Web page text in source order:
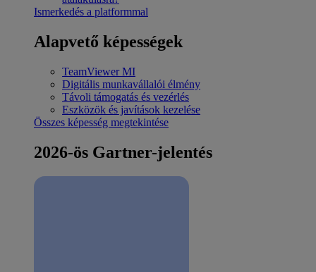
Ismerkedés a platformmal
Alapvető képességek
TeamViewer MI
Digitális munkavállalói élmény
Távoli támogatás és vezérlés
Eszközök és javítások kezelése
Összes képesség megtekintése
2026-ös Gartner-jelentés